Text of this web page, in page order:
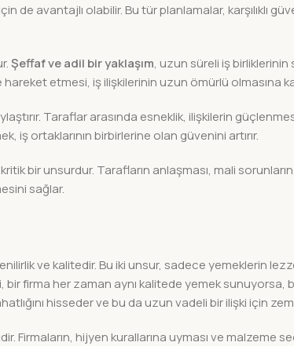
de avantajlı olabilir. Bu tür planlamalar, karşılıklı
Şeffaf ve adil bir yaklaşım, uzun süreli iş birliklerinin
hareket etmesi, iş ilişkilerinin uzun ömürlü olmasına
Taraflar arasında esneklik, ilişkilerin
iş ortaklarının birbirlerine olan güvenini artırır.
bir unsurdur. Tarafların anlaşması, mali
sağlar.
ve kalitedir. Bu iki unsur, sadece yemeklerin
firma her zaman aynı kalitede yemek sunuyorsa,
hisseder ve bu da uzun vadeli bir ilişki için
Firmaların, hijyen kurallarına uyması ve malzeme